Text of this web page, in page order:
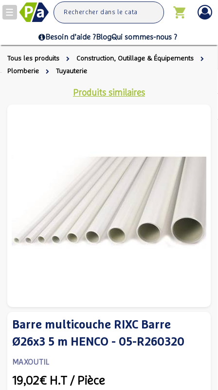
Toggle
navigation
Besoin d’aide ?BlogQui sommes-nous ?
Tous les produits
Construction, Outillage & Équipements
Plomberie
Tuyauterie
Produits similaires
Barre multicouche RIXC Barre
Ø26x3 5 m HENCO - 05-R260320
MAXOUTIL
19,02€ H.T / Pièce